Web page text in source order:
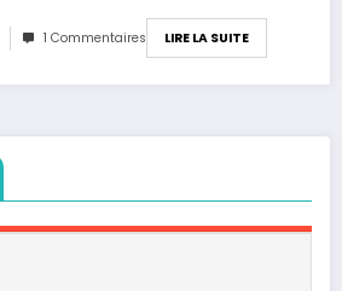
1 Commentaires LIRE LA SUITE